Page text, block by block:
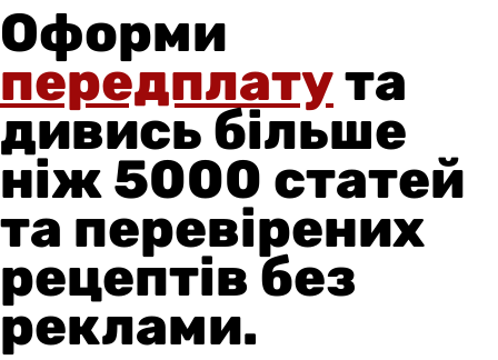
Оформи
передплатута
дивись більше
ніж 5000 статей
та перевірених
рецептів без
реклами.